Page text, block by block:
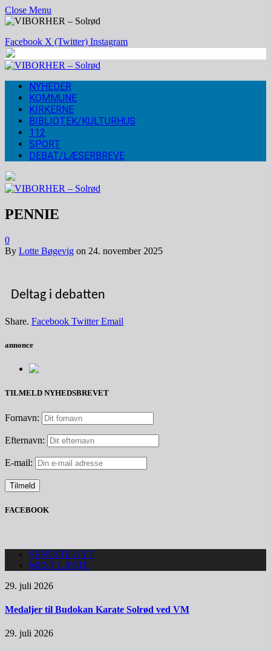
Close Menu
Facebook X (Twitter) Instagram
NYHEDER
KOMMUNE
KIRKERNE
BIBLIOTEK/KULTURHUS
112
SPORT
DEBAT/LÆSERBREVE
PENNIE
0
By Lotte Bøgevig on 24. november 2025
Deltag i debatten
Share. Facebook Twitter Email
annonce
TILMELD NYHEDSBREVET
Fornavn:
Efternavn:
E-mail:
FACEBOOK
SENESTE NYT
MEST LÆSTE
29. juli 2026
Medaljer til Budokan Karate Solrød ved VM
29. juli 2026